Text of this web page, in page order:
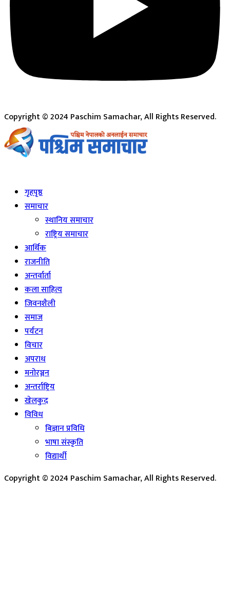
Copyright © 2024 Paschim Samachar, All Rights Reserved.
गृहपृष्ठ
समाचार
स्थानिय समाचार
राष्ट्रिय समाचार
आर्थिक
राजनीति
अन्तर्वार्ता
कला साहित्य
जिवनशैली
समाज
पर्यटन
विचार
अपराध
मनोरञ्जन
अन्तर्राष्ट्रिय
खेलकुद
विविध
बिज्ञान प्रविधि
भाषा संस्कृति
विद्यार्थी
Copyright © 2024 Paschim Samachar, All Rights Reserved.